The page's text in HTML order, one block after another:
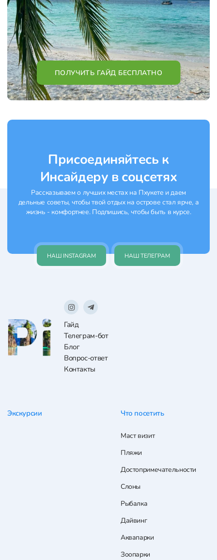
ПОЛУЧИТЬ ГАЙД БЕСПЛАТНО
Присоединяйтесь к
Инсайдеру в соцсетях
Рассказываем о лучших местах на Пхукете и даем
дельные советы, чтобы твой отдых на острове стал ярче, а
жизнь - комфортнее. Подпишись, чтобы быть в курсе.
НАШ INSTAGRAM НАШ ТЕЛЕГРАМ
Гайд
Телеграм-бот
Блог
Вопрос-ответ
Контакты
Экскурсии Что посетить
Маст визит
Пляжи
Достопримечательности
Слоны
Рыбалка
Дайвинг
Аквапарки
Зоопарки